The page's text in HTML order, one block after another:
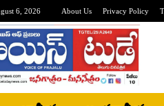
6, 2026 About Us Privacy Policy